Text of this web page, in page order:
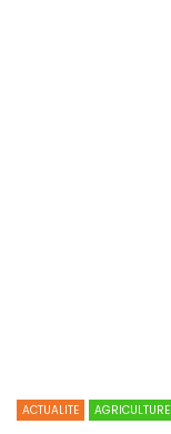
ACTUALITE AGRICULTURE